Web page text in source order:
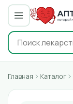
Главная Каталог